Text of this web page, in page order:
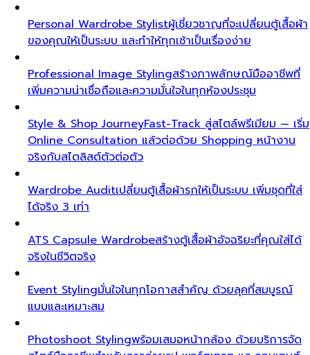
Personal Wardrobe Stylistผู้เชี่ยวชาญที่จะเปลี่ยนตู้เสื้อผ้า
ของคุณให้เป็นระบบ และทำให้ทุกเช้าเป็นเรื่องง่าย
Professional Image Stylingสร้างภาพลักษณ์มืออาชีพที่
เพิ่มความน่าเชื่อถือและความมั่นใจในทุกห้องประชุม
Style & Shop JourneyFast-Track สู่สไตล์พรีเมียม — เริ่ม
Online Consultation แล้วต่อด้วย Shopping หน้างาน
จริงกับสไตลิสต์ตัวต่อตัว
Wardrobe Auditเปลี่ยนตู้เสื้อผ้ารกให้เป็นระบบ เพิ่มชุดที่ใส่
ได้จริง 3 เท่า
ATS Capsule Wardrobeสร้างตู้เสื้อผ้าอัจฉริยะที่คุณใส่ได้
จริงในชีวิตจริง
Event Stylingมั่นใจในทุกโอกาสสำคัญ ด้วยลุคที่สมบูรณ์
แบบและเหมาะสม
Photoshoot Stylingพร้อมเสมอหน้ากล้อง ด้วยบริการจัด